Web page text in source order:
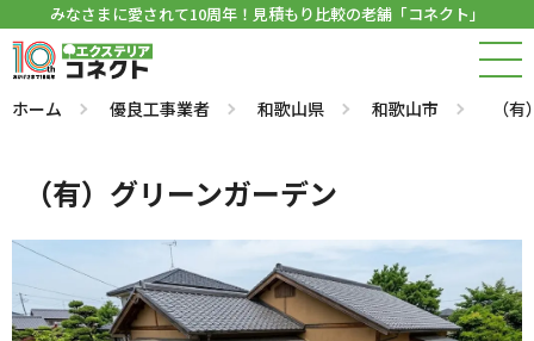
みなさまに愛されて10周年！見積もり比較の老舗「コネクト」
ホーム 優良工事業者 和歌山県 和歌山市 （
（有）グリーンガーデン